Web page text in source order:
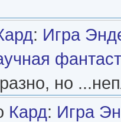
: Игра
но
Кард: Игра